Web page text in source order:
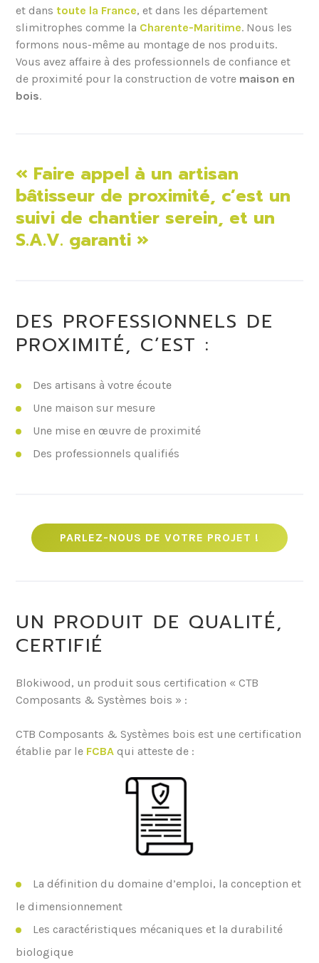
et dans toute la France, et dans les département
slimitrophes comme la Charente-Maritime. Nous les
formons nous-même au montage de nos produits.
Vous avez affaire à des professionnels de confiance et
de proximité pour la construction de votre maison en
bois.
« Faire appel à un artisan
bâtisseur de proximité, c’est un
suivi de chantier serein, et un
S.A.V. garanti »
DES PROFESSIONNELS DE
PROXIMITÉ, C’EST :
Des artisans à votre écoute
Une maison sur mesure
Une mise en œuvre de proximité
Des professionnels qualifiés
PARLEZ-NOUS DE VOTRE PROJET !
UN PRODUIT DE QUALITÉ,
CERTIFIÉ
Blokiwood, un produit sous certification « CTB
Composants & Systèmes bois » :
CTB Composants & Systèmes bois est une certification
établie par le FCBA qui atteste de :
La définition du domaine d’emploi, la conception et
le dimensionnement
Les caractéristiques mécaniques et la durabilité
biologique